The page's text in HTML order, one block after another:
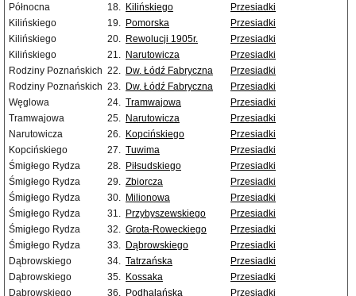
Północna
18. Kilińskiego
Przesiadki
Kilińskiego
19. Pomorska
Przesiadki
Kilińskiego
20. Rewolucji 1905r.
Przesiadki
Kilińskiego
21. Narutowicza
Przesiadki
Rodziny Poznańskich 22. Dw. Łódź Fabryczna
Przesiadki
Rodziny Poznańskich 23. Dw. Łódź Fabryczna
Przesiadki
Węglowa
24. Tramwajowa
Przesiadki
Tramwajowa
25. Narutowicza
Przesiadki
Narutowicza
26. Kopcińskiego
Przesiadki
Kopcińskiego
27. Tuwima
Przesiadki
Śmigłego Rydza
28. Piłsudskiego
Przesiadki
Śmigłego Rydza
29. Zbiorcza
Przesiadki
Śmigłego Rydza
30. Milionowa
Przesiadki
Śmigłego Rydza
31. Przybyszewskiego
Przesiadki
Śmigłego Rydza
32. Grota-Roweckiego
Przesiadki
Śmigłego Rydza
33. Dąbrowskiego
Przesiadki
Dąbrowskiego
34. Tatrzańska
Przesiadki
Dąbrowskiego
35. Kossaka
Przesiadki
Dąbrowskiego
36. Podhalańska Przesiadki